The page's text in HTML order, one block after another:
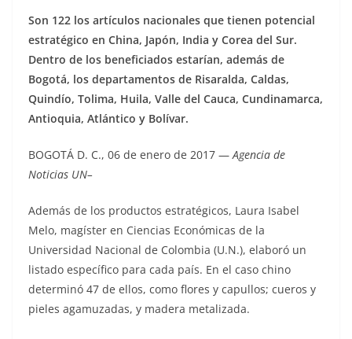
Son 122 los artículos nacionales que tienen potencial
estratégico en China, Japón, India y Corea del Sur.
Dentro de los beneficiados estarían, además de
Bogotá, los departamentos de Risaralda, Caldas,
Quindío, Tolima, Huila, Valle del Cauca, Cundinamarca,
Antioquia, Atlántico y Bolívar.
BOGOTÁ D. C., 06 de enero de 2017 — Agencia de
Noticias UN–
Además de los productos estratégicos, Laura Isabel
Melo, magíster en Ciencias Económicas de la
Universidad Nacional de Colombia (U.N.), elaboró un
listado específico para cada país. En el caso chino
determinó 47 de ellos, como flores y capullos; cueros y
pieles agamuzadas, y madera metalizada.